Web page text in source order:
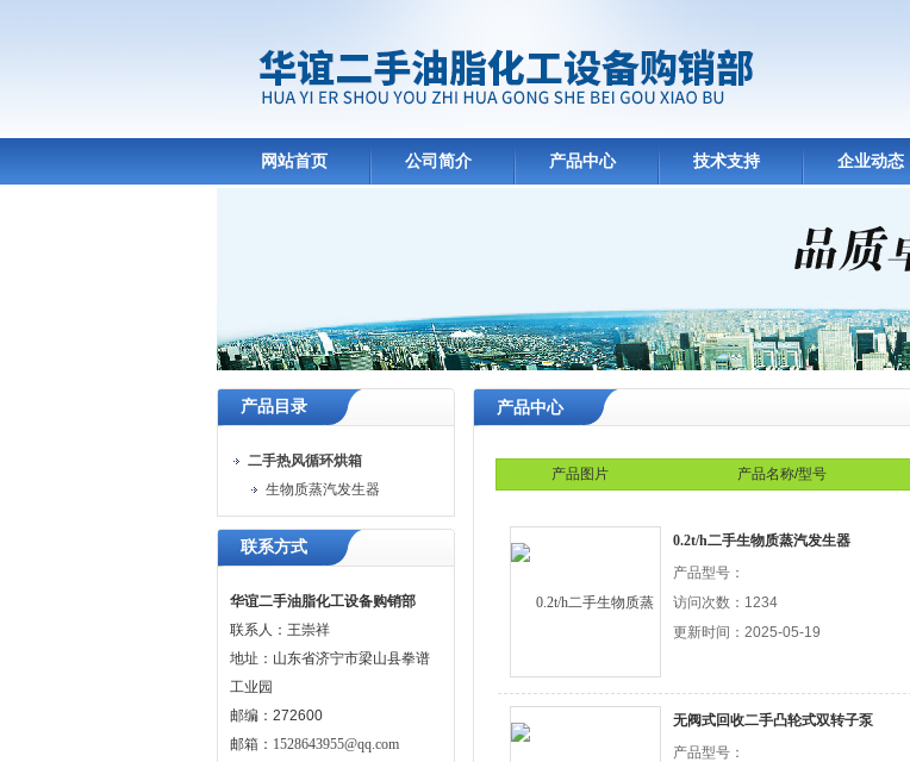
网站首页 公司简介 产品中心 技术支持 企业动态
产品目录
二手热风循环烘箱
生物质蒸汽发生器
联系方式
华谊二手油脂化工设备购销部
联系人：王崇祥
地址：山东省济宁市梁山县拳谱
工业园
邮编：272600
邮箱： 1528643955@qq.com
产品中心
产品图片 产品名称/型号
0.2t/h二手生物质蒸汽发生器
产品型号：
访问次数：1234
更新时间：2025-05-19
无阀式回收二手凸轮式双转子泵
产品型号：